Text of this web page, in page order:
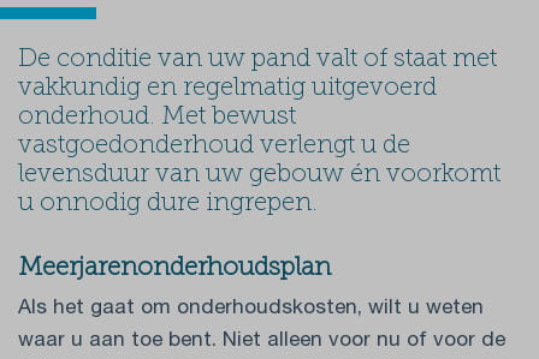
De conditie van uw pand valt of staat met
vakkundig en regelmatig uitgevoerd
onderhoud. Met bewust
vastgoedonderhoud verlengt u de
levensduur van uw gebouw én voorkomt
u onnodig dure ingrepen.
Meerjarenonderhoudsplan
Als het gaat om onderhoudskosten, wilt u weten
waar u aan toe bent. Niet alleen voor nu of voor de